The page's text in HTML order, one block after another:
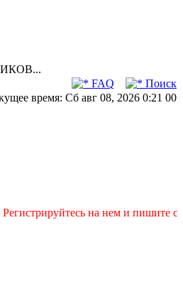
FAQ
Поиск
время: Сб авг 08, 2026 0:21 00
на нем и пишите